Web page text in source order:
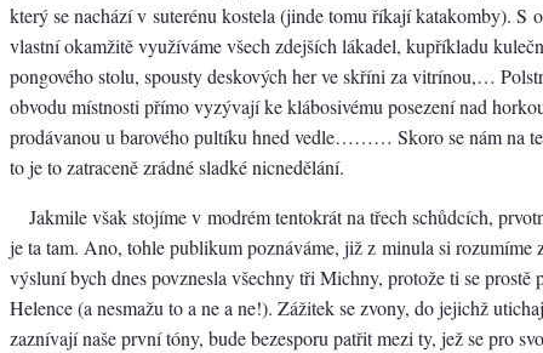
který se nachází v suterénu kostela (jinde tomu říkají katakomby). S
vlastní okamžitě využíváme všech zdejších lákadel, kupříkladu
pongového stolu, spousty deskových her ve skříni za vitrínou,…
obvodu místnosti přímo vyzývají ke klábosivému posezení nad
prodávanou u barového pultíku hned vedle……… Skoro se nám na
to je to zatraceně zrádné sladké nicnedělání.
Jakmile však stojíme v modrém tentokrát na třech schůdcích,
je ta tam. Ano, tohle publikum poznáváme, již z minula si rozumíme
výsluní bych dnes povznesla všechny tři Michny, protože ti se prostě
Helence (a nesmažu to a ne a ne!). Zážitek se zvony, do jejichž
zaznívají naše první tóny, bude bezesporu patřit mezi ty, jež se pro